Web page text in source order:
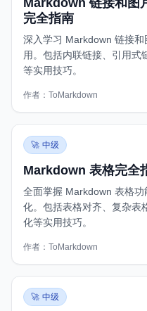
🗜️压缩器
Markdown 链接和图
完全指南
深入学习 Markdown 链接
用。包括内联链接、引用式
等实用技巧。
作者： ToMarkdown
https://
🚀 中级
Markdown 表格完全
全面掌握 Markdown 表格
化。包括表格对齐、复杂表
化等实用技巧。
作者： ToMarkdown
🚀 中级